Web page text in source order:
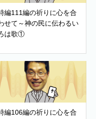
編111編の祈りに心を合
せて～神の民に伝わるい
は歌①
編106編の祈りに心を合